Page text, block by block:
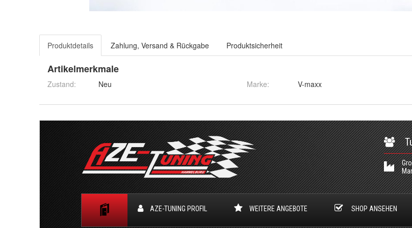
Produktdetails Zahlung, Versand & Rückgabe Produktsicherheit
Artikelmerkmale
Zustand: Neu Marke: V-maxx